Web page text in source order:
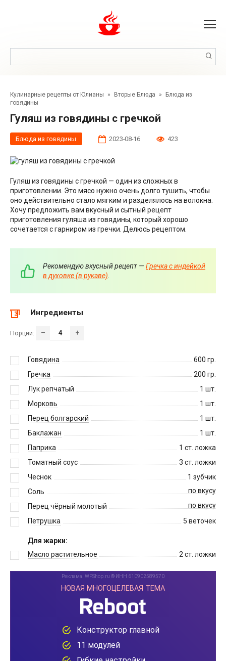
Кулинарные рецепты от Юлианы » Вторые Блюда » Блюда из
говядины
Гуляш из говядины с гречкой
Блюда из говядины 2023-08-16 423
Гуляш из говядины с гречкой — один из сложных в
приготовлении. Это мясо нужно очень долго тушить, чтобы
оно действительно стало мягким и разделялось на волокна.
Хочу предложить вам вкусный и сытный рецепт
приготовления гуляша из говядины, который хорошо
сочетается с гарниром из гречки. Делюсь рецептом.
Рекомендую вкусный рецепт — Гречка с индейкой
в духовке (в рукаве)
Ингредиенты
Порции: – +
Говядина 600 гр.
Гречка
200 гр.
Лук репчатый
1 шт.
Морковь
1 шт.
Перец болгарский
1 шт.
Баклажан
1 шт.
Паприка
1 ст. ложка
Томатный соус
3 ст. ложки
Чеснок
1 зубчик
Соль
по вкусу
Перец чёрный молотый
по вкусу
Петрушка
5 веточек
Для жарки:
Масло растительное
2 ст. ложки